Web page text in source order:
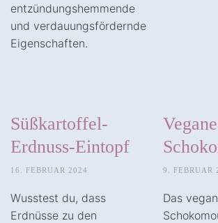
entzündungshemmende
und verdauungsfördernde
Eigenschaften.
Süßkartoffel-
Erdnuss-Eintopf
16. FEBRUAR 2024
Wusstest du, dass
Erdnüsse zu den
9. FEBRUAR
Das